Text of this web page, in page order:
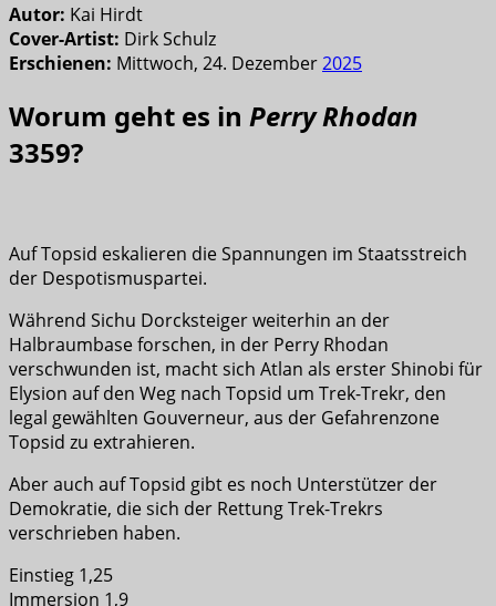
Autor: Kai Hirdt
Cover-Artist: Dirk Schulz
Erschienen: Mittwoch, 24. Dezember2025
Worum geht es in Perry Rhodan
3359?
Auf Topsid eskalieren die Spannungen im Staatsstreich
der Despotismuspartei.
Während Sichu Dorcksteiger weiterhin an der
Halbraumbase forschen, in der Perry Rhodan
verschwunden ist, macht sich Atlan als erster Shinobi für
Elysion auf den Weg nach Topsid um Trek-Trekr, den
legal gewählten Gouverneur, aus der Gefahrenzone
Topsid zu extrahieren.
Aber auch auf Topsid gibt es noch Unterstützer der
Demokratie, die sich der Rettung Trek-Trekrs
verschrieben haben.
Einstieg 1,25
Immersion 1,9